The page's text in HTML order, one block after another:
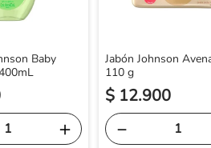
Baby
＋
Jabón Johnson
110 g
$ 12.900
－